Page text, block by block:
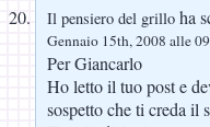
Il pensiero del grillo ha
Gennaio 15th, 2008 alle
Per Giancarlo
Ho letto il tuo post e
sospetto che ti creda il